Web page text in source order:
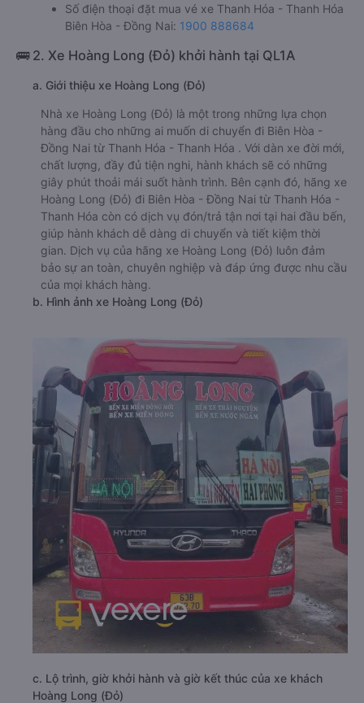
Số điện thoại đặt mua vé xe Thanh Hóa - Thanh Hóa
Biên Hòa - Đồng Nai: 1900 888684
🚌 2. Xe Hoàng Long (Đỏ) khởi hành tại QL1A
a. Giới thiệu xe Hoàng Long (Đỏ)
Nhà xe Hoàng Long (Đỏ) là một trong những lựa chọn
hàng đầu cho những ai muốn di chuyển đi Biên Hòa -
Đồng Nai từ Thanh Hóa - Thanh Hóa . Với dàn xe đời mới,
chất lượng, đầy đủ tiện nghi, hành khách sẽ có những
giây phút thoải mái suốt hành trình. Bên cạnh đó, hãng xe
Hoàng Long (Đỏ) đi Biên Hòa - Đồng Nai từ Thanh Hóa -
Thanh Hóa còn có dịch vụ đón/trả tận nơi tại hai đầu bến,
giúp hành khách dễ dàng di chuyển và tiết kiệm thời
gian. Dịch vụ của hãng xe Hoàng Long (Đỏ) luôn đảm
bảo sự an toàn, chuyên nghiệp và đáp ứng được nhu cầu
của mọi khách hàng.
b. Hình ảnh xe Hoàng Long (Đỏ)
c. Lộ trình, giờ khởi hành và giờ kết thúc của xe khách
Hoàng Long (Đỏ)